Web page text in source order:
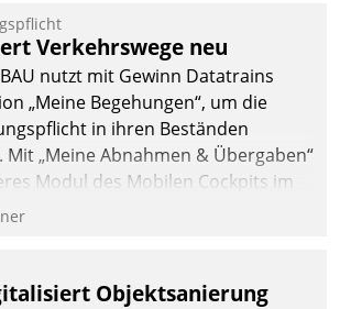
Verkehrswege neu
nutzt mit Gewinn Datatrains
„Meine Begehungen“, um die
in ihren Beständen
„Meine Abnahmen & Übergaben“
Modul des Mobilen Cockpits im
Objektsanierung